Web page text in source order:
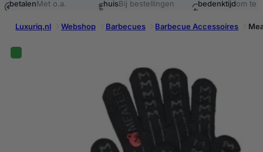
betalenMet o.a.
huisBij bestellingen
bedenktijdom te
Luxuriq.nl
Webshop Barbecues Barbecue Accessoires